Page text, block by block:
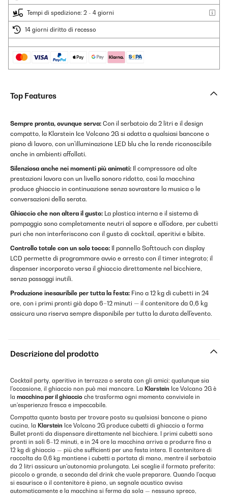
Tempi di spedizione: 2 - 4 giorni
14 giorni diritto di recesso
Top Features
Sempre pronta, ovunque serva: Con il serbatoio da 2 litri e il design
compatto, la Klarstein Ice Volcano 2G si adatta a qualsiasi bancone o
piano di lavoro, con un'illuminazione LED blu che la rende riconoscibile
anche in ambienti affollati.
Silenziosa anche nei momenti più animati: Il compressore ad alte
prestazioni lavora con un livello sonoro ridotto, così la macchina
produce ghiaccio in continuazione senza sovrastare la musica o le
conversazioni della serata.
Ghiaccio che non altera il gusto: La plastica interna e il sistema di
pompaggio sono completamente neutri al sapore e all'odore, per cubetti
puri che non interferiscono con il gusto di cocktail, aperitivi e bibite.
Controllo totale con un solo tocco: Il pannello Softtouch con display
LCD permette di programmare avvio e arresto con il timer integrato; il
dispenser incorporato versa il ghiaccio direttamente nel bicchiere,
senza passaggi inutili.
Produzione inesauribile per tutta la festa: Fino a 12 kg di cubetti in 24
ore, con i primi pronti già dopo 6–12 minuti — il contenitore da 0,6 kg
assicura una riserva sempre disponibile per tutta la durata dell'evento.
Descrizione del prodotto
Cocktail party, aperitivo in terrazza o serata con gli amici: qualunque sia
l'occasione, il ghiaccio non può mai mancare. La Klarstein Ice Volcano 2G è
la macchina per il ghiaccio che trasforma ogni momento conviviale in
un'esperienza fresca e impeccabile.
Compatta quanto basta per trovare posto su qualsiasi bancone o piano
cucina, la Klarstein Ice Volcano 2G produce cubetti di ghiaccio a forma
Bullet pronti da dispensare direttamente nel bicchiere. I primi cubetti sono
pronti in soli 6–12 minuti, e in 24 ore la macchina arriva a produrre fino a
12 kg di ghiaccio — più che sufficienti per una festa intera. Il contenitore di
raccolta da 0,6 kg mantiene i cubetti a portata di mano, mentre il serbatoio
da 2 litri assicura un'autonomia prolungata. Lei sceglie il formato preferito:
piccolo o grande, a seconda del drink che vuole preparare. Quando l'acqua
si esaurisce o il contenitore è pieno, un segnale acustico avvisa
automaticamente e la macchina si ferma da sola — nessuno spreco,